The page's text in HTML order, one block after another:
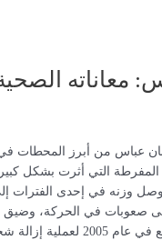
معاناته
عباس من أبرز المحطات في
التي أثرت بشكل
صعوبات في الحركة، وضيق
في ضغط الدم. خضع في عام